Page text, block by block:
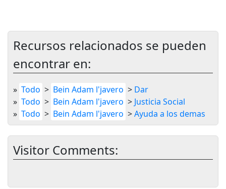
Recursos relacionados se pueden
encontrar en:
» Todo > Bein Adam l'javero > Dar
» Todo > Bein Adam l'javero > Justicia Social
» Todo > Bein Adam l'javero >Ayuda a los demas
Visitor Comments: